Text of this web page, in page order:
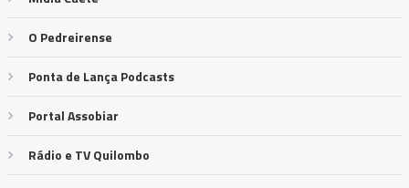
O Pedreirense
Ponta de Lança Podcasts
Portal Assobiar
Rádio e TV Quilombo